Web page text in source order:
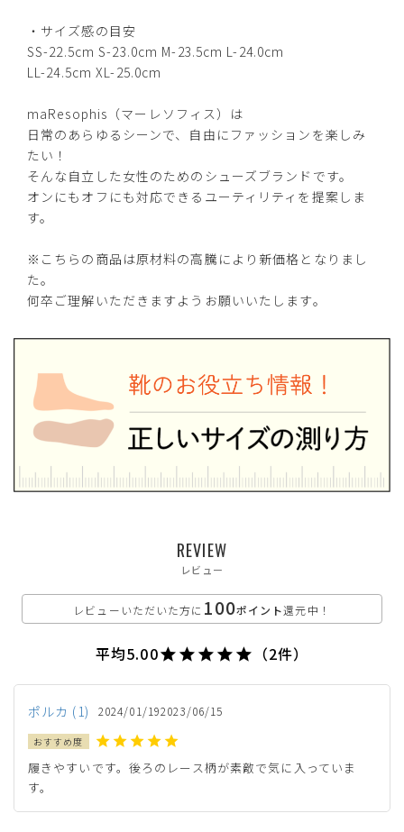
カートに入れる
XL(25.0cm)
残りわずか
ネイビー
SS(22.5cm)
M(23.5cm)
残りわずか カートに入れる
L(24.0cm)
残りわずか カートに入れる
LL(24.5cm)
残りわずか カートに入れる
オーク
S(23.0cm)
・サイズ感の目安
SS-22.5cm S-23.0cm M-23.5cm L-24.0cm
LL-24.5cm XL-25.0cm
maResophis（マーレソフィス）は
日常のあらゆるシーンで、自由にファッションを楽しみ
たい！
そんな自立した女性のためのシューズブランドです。
オンにもオフにも対応できるユーティリティを提案しま
す。
※こちらの商品は原材料の高騰により新価格となりまし
た。
何卒ご理解いただきますようお願いいたします。
REVIEW
レビュー
レビューいただいた方に 100ポイント還元中！
平均5.00 （2件）
ポルカ 1 2024/01/192023/06/15
履きやすいです。後ろのレース柄が素敵で気に入っていま
す。